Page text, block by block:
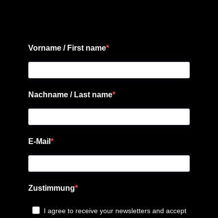
Vorname / First name
Nachname / Last name
E-Mail
Zustimmung
I agree to receive your newsletters and accept